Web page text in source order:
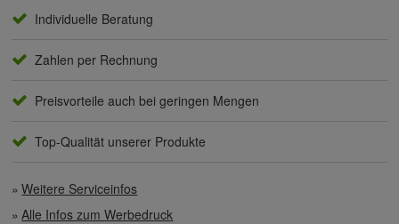
Individuelle Beratung
Zahlen per Rechnung
Preisvorteile auch bei geringen Mengen
Top-Qualität unserer Produkte
Weitere Serviceinfos
Alle Infos zum Werbedruck